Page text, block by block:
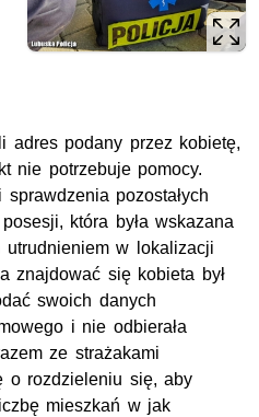
adres podany przez kobietę,
nie potrzebuje pomocy.
pozostałych
która była wskazana
utrudnieniem w lokalizacji
znajdować się kobieta był
swoich danych
i nie odbierała
ze strażakami
o rozdzieleniu się, aby
mieszkań w jak